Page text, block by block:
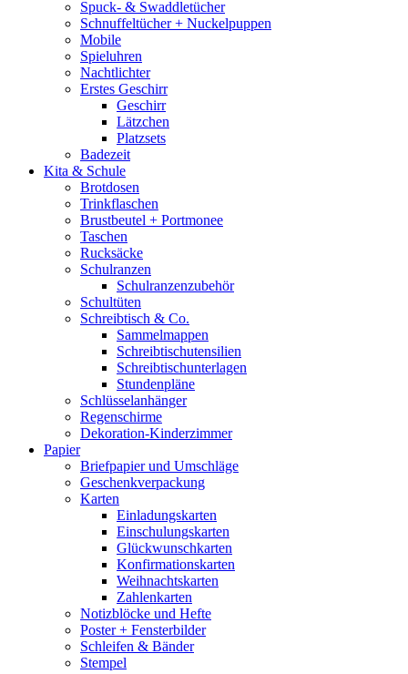
Spuck- & Swaddletücher
Schnuffeltücher + Nuckelpuppen
Mobile
Spieluhren
Nachtlichter
Erstes Geschirr
Geschirr
Lätzchen
Platzsets
Badezeit
Kita & Schule
Brotdosen
Trinkflaschen
Brustbeutel + Portmonee
Taschen
Rucksäcke
Schulranzen
Schulranzenzubehör
Schultüten
Schreibtisch & Co.
Sammelmappen
Schreibtischutensilien
Schreibtischunterlagen
Stundenpläne
Schlüsselanhänger
Regenschirme
Dekoration-Kinderzimmer
Papier
Briefpapier und Umschläge
Geschenkverpackung
Karten
Einladungskarten
Einschulungskarten
Glückwunschkarten
Konfirmationskarten
Weihnachtskarten
Zahlenkarten
Notizblöcke und Hefte
Poster + Fensterbilder
Schleifen & Bänder
Stempel